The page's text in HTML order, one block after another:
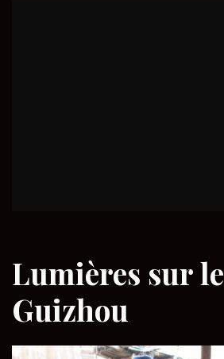
Lumières sur le
Guizhou